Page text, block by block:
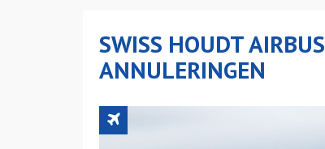
SWISS HOUDT
ANNULERINGEN